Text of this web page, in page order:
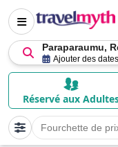
Paraparaumu,
Ajouter des dates
Réservé aux
Fourchette de